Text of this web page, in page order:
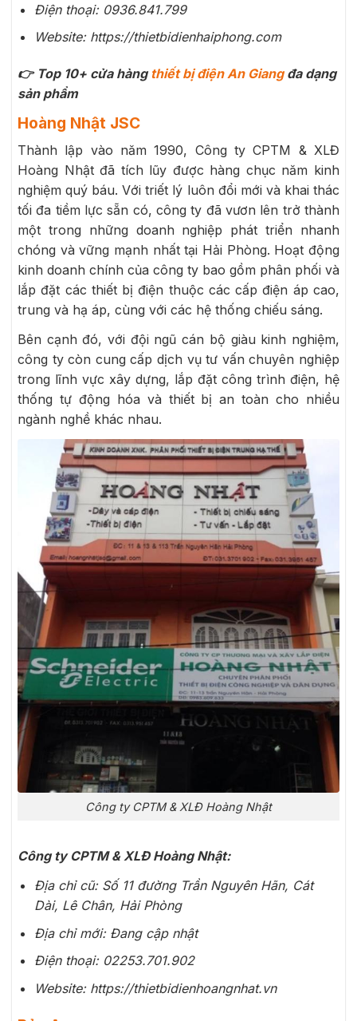
Điện thoại: 0936.841.799
Website: https://thietbidienhaiphong.com
👉 Top 10+ cửa hàngthiết bị điện An Giangđa dạng
sản phẩm
Hoàng Nhật JSC
Thành lập vào năm 1990, Công ty CPTM & XLĐ
Hoàng Nhật đã tích lũy được hàng chục năm kinh
nghiệm quý báu. Với triết lý luôn đổi mới và khai thác
tối đa tiềm lực sẵn có, công ty đã vươn lên trở thành
một trong những doanh nghiệp phát triển nhanh
chóng và vững mạnh nhất tại Hải Phòng. Hoạt động
kinh doanh chính của công ty bao gồm phân phối và
lắp đặt các thiết bị điện thuộc các cấp điện áp cao,
trung và hạ áp, cùng với các hệ thống chiếu sáng.
Bên cạnh đó, với đội ngũ cán bộ giàu kinh nghiệm,
công ty còn cung cấp dịch vụ tư vấn chuyên nghiệp
trong lĩnh vực xây dựng, lắp đặt công trình điện, hệ
thống tự động hóa và thiết bị an toàn cho nhiều
ngành nghề khác nhau.
Công ty CPTM & XLĐ Hoàng Nhật
Công ty CPTM & XLĐ Hoàng Nhật:
Địa chỉ cũ: Số 11 đường Trần Nguyên Hãn, Cát
Dài, Lê Chân, Hải Phòng
Địa chỉ mới: Đang cập nhật
Điện thoại: 02253.701.902
Website: https://thietbidienhoangnhat.vn